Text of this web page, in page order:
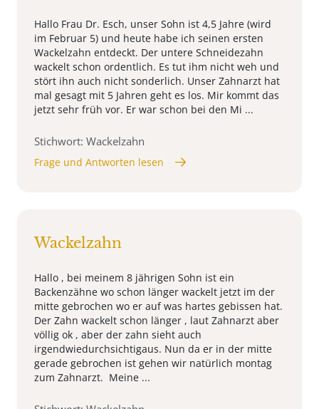
Hallo Frau Dr. Esch, unser Sohn ist 4,5 Jahre (wird
im Februar 5) und heute habe ich seinen ersten
Wackelzahn entdeckt. Der untere Schneidezahn
wackelt schon ordentlich. Es tut ihm nicht weh und
stört ihn auch nicht sonderlich. Unser Zahnarzt hat
mal gesagt mit 5 Jahren geht es los. Mir kommt das
jetzt sehr früh vor. Er war schon bei den Mi ...
Stichwort: Wackelzahn
Frage und Antworten lesen
Wackelzahn
Hallo , bei meinem 8 jährigen Sohn ist ein
Backenzähne wo schon länger wackelt jetzt im der
mitte gebrochen wo er auf was hartes gebissen hat.
Der Zahn wackelt schon länger , laut Zahnarzt aber
völlig ok , aber der zahn sieht auch
irgendwiedurchsichtigaus. Nun da er in der mitte
gerade gebrochen ist gehen wir natürlich montag
zum Zahnarzt. Meine ...